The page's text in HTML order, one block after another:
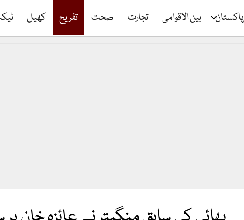
پاکستان بین الاقوامی تجارت صحت تفریح کھیل